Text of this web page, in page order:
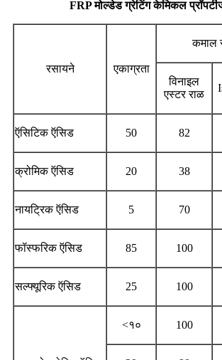
FRP मोल्डेड ग्रेटिंग केमिकल
रसायने एकाग्रता
कमाल
विनाइल
एस्टर राळ
ऍसिटिक ऍसिड 50 82
क्रोमिक ऍसिड 20 38
नायट्रिक ऍसिड 5 70
फॉस्फरिक ऍसिड 85 100
सल्फ्यूरिक ऍसिड 25 100
<१० 100